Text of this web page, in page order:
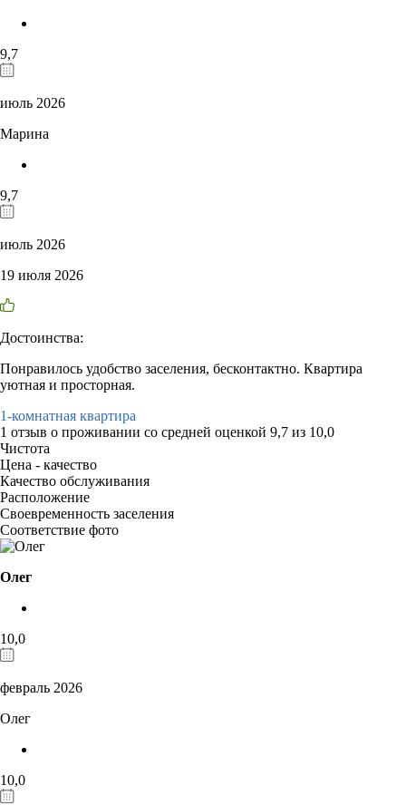
9,7
июль 2026
Марина
9,7
июль 2026
19 июля 2026
Достоинства:
Понравилось удобство заселения, бесконтактно. Квартира
уютная и просторная.
1-комнатная квартира
1 отзыв о проживании со средней оценкой 9,7 из 10,0
Чистота
Цена - качество
Качество обслуживания
Расположение
Своевременность заселения
Соответствие фото
Олег
10,0
февраль 2026
Олег
10,0